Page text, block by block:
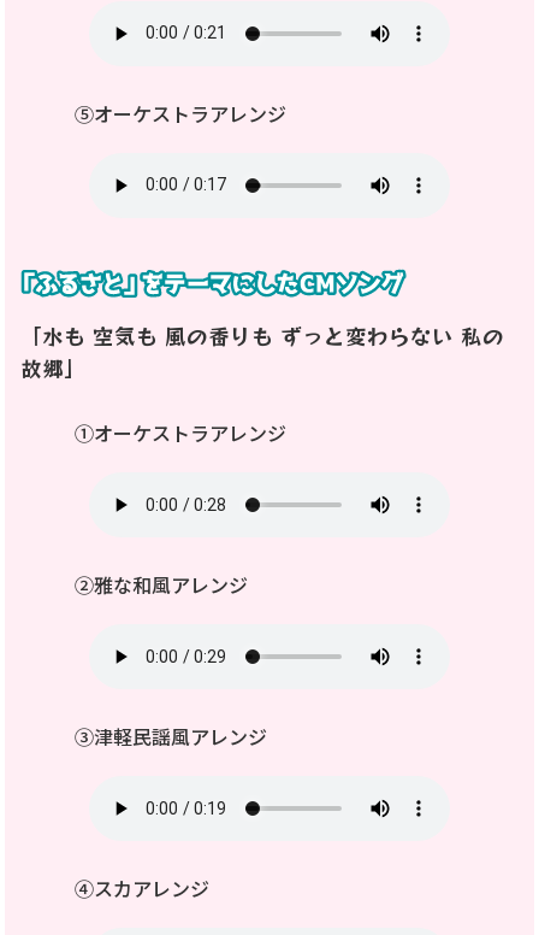
⑤オーケストラアレンジ
「水も 空気も 風の香りも ずっと変わらない 私の
故郷」
①オーケストラアレンジ
②雅な和風アレンジ
③津軽民謡風アレンジ
④スカアレンジ